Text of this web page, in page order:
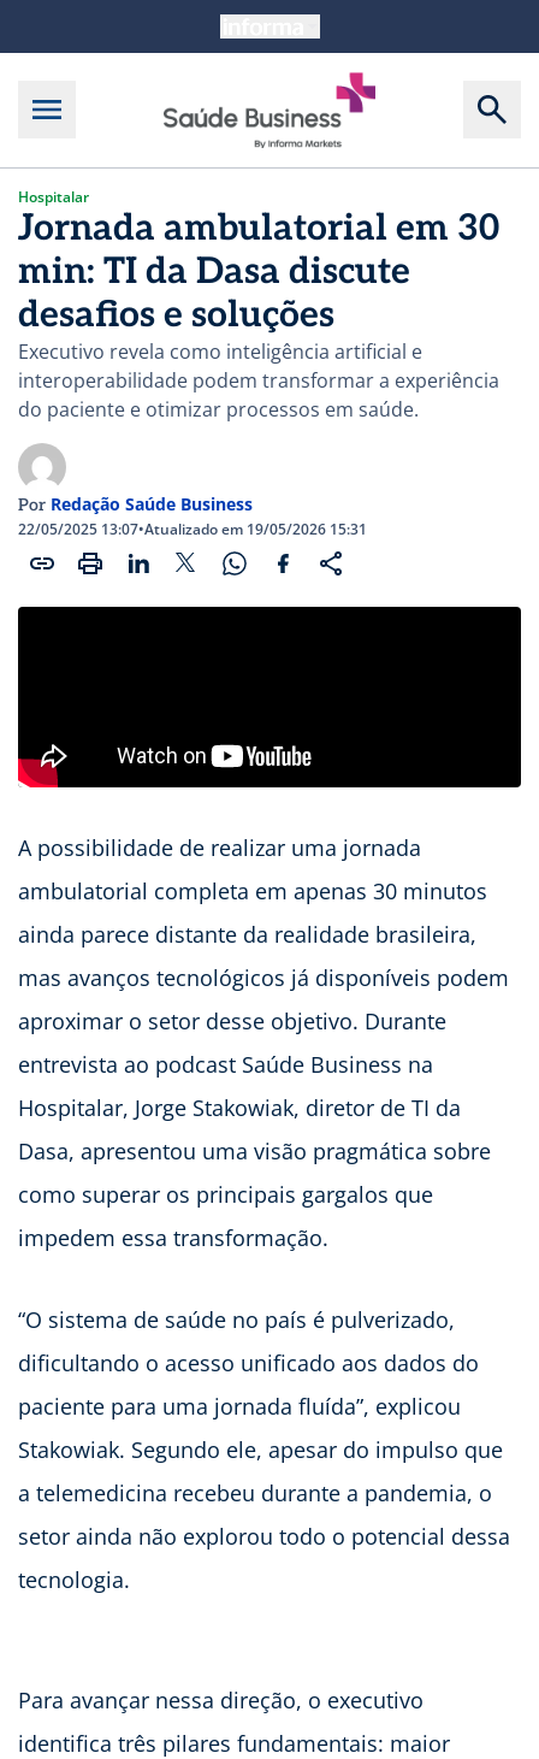
Hospitalar
Jornada ambulatorial em 30
min: TI da Dasa discute
desafios e soluções
Executivo revela como inteligência artificial e
interoperabilidade podem transformar a experiência
do paciente e otimizar processos em saúde.
Por Redação Saúde Business
22/05/2025 13:07•Atualizado em 19/05/2026 15:31
A possibilidade de realizar uma jornada
ambulatorial completa em apenas 30 minutos
ainda parece distante da realidade brasileira,
mas avanços tecnológicos já disponíveis podem
aproximar o setor desse objetivo. Durante
entrevista ao podcast Saúde Business na
Hospitalar, Jorge Stakowiak, diretor de TI da
Dasa, apresentou uma visão pragmática sobre
como superar os principais gargalos que
impedem essa transformação.
“O sistema de saúde no país é pulverizado,
dificultando o acesso unificado aos dados do
paciente para uma jornada fluída”, explicou
Stakowiak. Segundo ele, apesar do impulso que
a telemedicina recebeu durante a pandemia, o
setor ainda não explorou todo o potencial dessa
tecnologia.
Para avançar nessa direção, o executivo
identifica três pilares fundamentais: maior